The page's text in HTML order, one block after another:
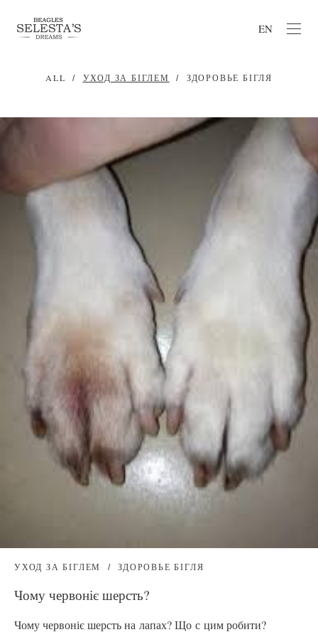
EN
ALL УХОД ЗА БІГЛЕМ ЗДОРОВЬЕ БІГЛЯ
УХОД ЗА БІГЛЕМ ЗДОРОВЬЕ БІГЛЯ
Чому червоніє шерсть?
Чому червоніє шерсть на лапах? Що с цим робити?